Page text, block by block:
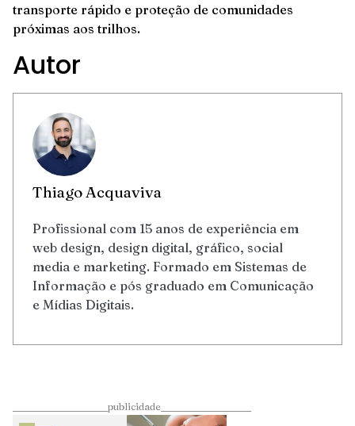
transporte rápido e proteção de comunidades
próximas aos trilhos.
Autor
Thiago Acquaviva
Profissional com 15 anos de experiência em
web design, design digital, gráfico, social
media e marketing. Formado em Sistemas de
Informação e pós graduado em Comunicação
e Mídias Digitais.
____________________publicidade___________________